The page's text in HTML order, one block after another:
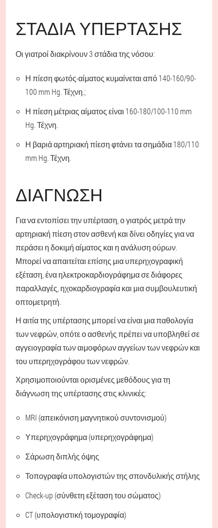
ΣΤΆΔΙΑ ΥΠΈΡΤΑΣΗΣ
Οι γιατροί διακρίνουν 3 στάδια της νόσου:
Η πίεση φωτός-αίματος κυμαίνεται από 140-160/90-
100 mm Hg. Τέχνη.;
Η πίεση μέτριας αίματος είναι 160-180/100-110 mm
Hg. Τέχνη.
Η βαριά αρτηριακή πίεση φτάνει τα σημάδια 180/110
mm Hg. Τέχνη.
ΔΙΆΓΝΩΣΗ
Για να εντοπίσει την υπέρταση, ο γιατρός μετρά την
αρτηριακή πίεση στον ασθενή και δίνει οδηγίες για να
περάσει η δοκιμή αίματος και η ανάλυση ούρων.
Μπορεί να απαιτείται επίσης μια υπερηχογραφική
εξέταση, ένα ηλεκτροκαρδιογράφημα σε διάφορες
παραλλαγές, ηχοκαρδιογραφία και μια συμβουλευτική
οπτομετρητή.
Η αιτία της υπέρτασης μπορεί να είναι μια παθολογία
των νεφρών, οπότε ο ασθενής πρέπει να υποβληθεί σε
αγγειογραφία των αιμοφόρων αγγείων των νεφρών και
του υπερηχογράφου των νεφρών.
Χρησιμοποιούνται ορισμένες μεθόδους για τη
διάγνωση της υπέρτασης στις κλινικές:
MRI (απεικόνιση μαγνητικού συντονισμού)
Υπερηχογράφημα (υπερηχογράφημα)
Σάρωση διπλής όψης
Τοπογραφία υπολογιστών της σπονδυλικής στήλης
Check-up (σύνθετη εξέταση του σώματος)
CT (υπολογιστική τομογραφία)